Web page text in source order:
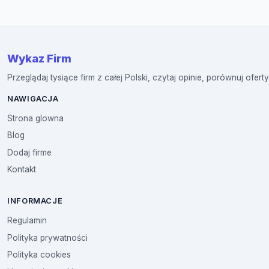
Wykaz Firm
Przeglądaj tysiące firm z całej Polski, czytaj opinie, porównuj
NAWIGACJA
Strona glowna
Blog
Dodaj firme
Kontakt
INFORMACJE
Regulamin
Polityka prywatności
Polityka cookies